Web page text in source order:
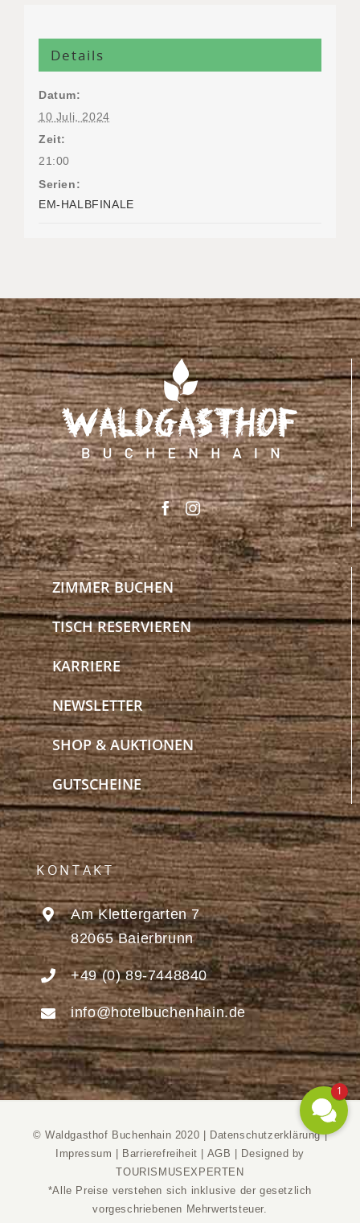
Details
Datum:
10 Juli, 2024
Zeit:
21:00
Serien:
EM-HALBFINALE
ZIMMER BUCHEN
TISCH RESERVIEREN
KARRIERE
NEWSLETTER
SHOP & AUKTIONEN
GUTSCHEINE
KONTAKT
Am Klettergarten 7
82065 Baierbrunn
+49 (0) 89-7448840
info@hotelbuchenhain.de
© Waldgasthof Buchenhain 2020 | Datenschutzerklärung|
Impressum
Barrierefreiheit AGB
Designed by
TOURISMUSEXPERTEN
*Alle Preise verstehen sich inklusive der gesetzlich
vorgeschriebenen Mehrwertsteuer.
1